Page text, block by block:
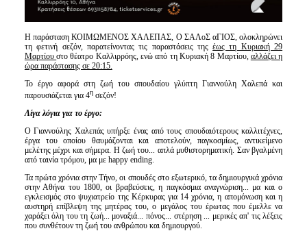
Η παράσταση ΚΟΙΜΩΜΕΝΟΣ ΧΑΛΕΠΑΣ, Ο ΣΑΛοΣ αΓΙΟΣ, ολοκληρώνει
τη φετινή σεζόν, παρατείνοντας τις παραστάσεις τηςέως τη Κυριακή 29
Μαρτίουστο θέατρο Καλλιρρόης, ενώ από τη Κυριακή 8 Μαρτίου, αλλάζει η
ώρα παράστασης σε 20:15.
Το έργο αφορά στη ζωή του σπουδαίου γλύπτη Γιαννούλη Χαλεπά και
παρουσιάζεται για 4ησεζόν!
Λίγα λόγια για το έργο:
Ο Γιαννούλης Χαλεπάς υπήρξε ένας από τους σπουδαιότερους καλλιτέχνες,
έργα του οποίου θαυμάζονται και αποτελούν, παγκοσμίως, αντικείμενο
μελέτης μέχρι και σήμερα. Η ζωή του... απλά μυθιστορηματική. Σαν βγαλμένη
από ταινία τρόμου, μα με happy ending.
Τα πρώτα χρόνια στην Τήνο, οι σπουδές στο εξωτερικό, τα δημιουργικά χρόνια
στην Αθήνα του 1800, οι βραβεύσεις, η παγκόσμια αναγνώριση... μα και ο
εγκλεισμός στο ψυχιατρείο της Κέρκυρας για 14 χρόνια, η απομόνωση και η
αυστηρή επίβλεψη της μητέρας του, ο μεγάλος του έρωτας που έμελλε να
χαράξει όλη του τη ζωή... μοναξιά... πόνος... στέρηση ... μερικές απ' τις λέξεις
που συνθέτουν τη ζωή του ανθρώπου και δημιουργού.